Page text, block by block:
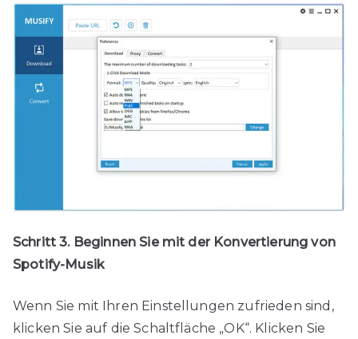
Schritt 3. Beginnen Sie mit der Konvertierung von
Spotify-Musik
Wenn Sie mit Ihren Einstellungen zufrieden sind,
klicken Sie auf die Schaltfläche „OK“. Klicken Sie